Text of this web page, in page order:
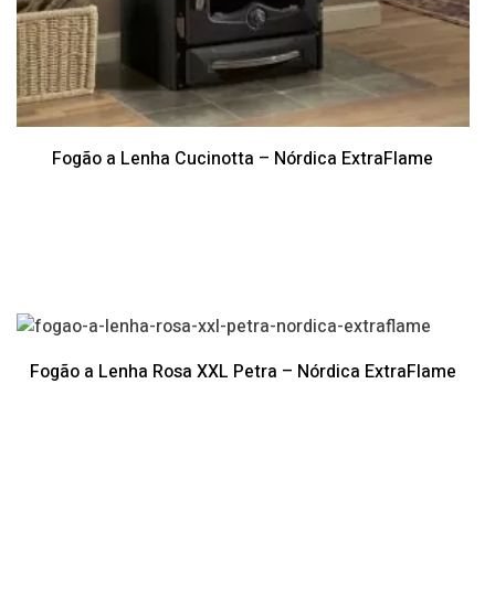
Fogão a Lenha Cucinotta – Nórdica ExtraFlame
Fogão a Lenha Rosa XXL Petra – Nórdica ExtraFlame